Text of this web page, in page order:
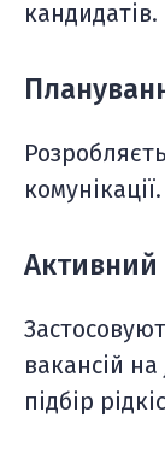
комунікації.
Активний
вакансій
підбір